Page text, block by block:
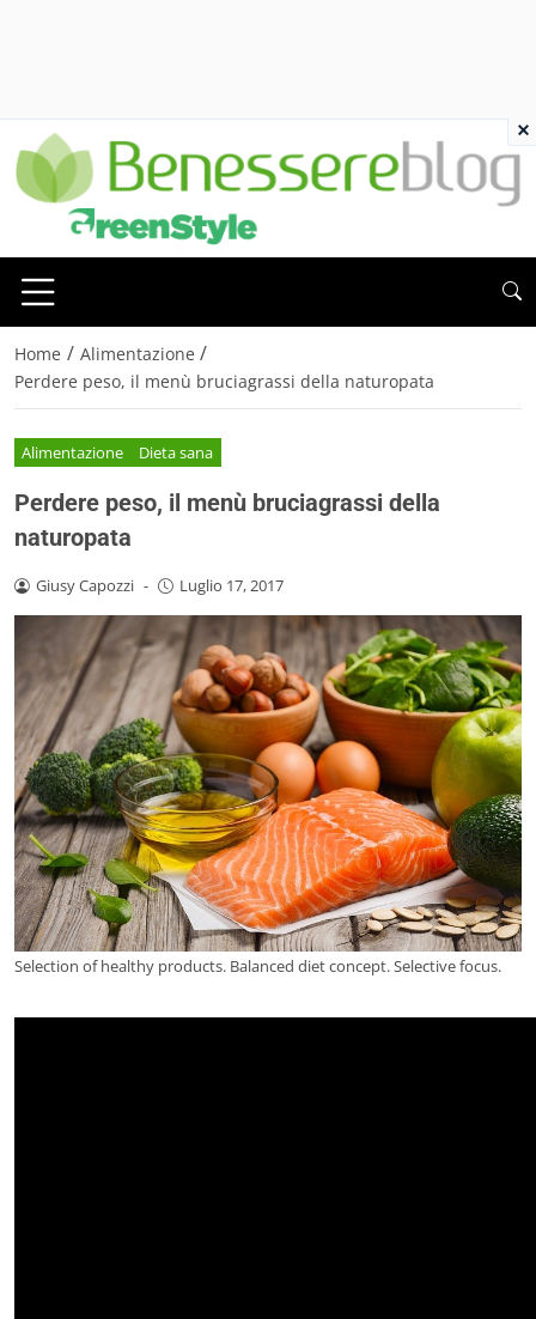
Home / Alimentazione /
Perdere peso, il menù bruciagrassi della naturopata
Alimentazione Dieta sana
Perdere peso, il menù bruciagrassi della
naturopata
Giusy Capozzi - Luglio 17, 2017
Selection of healthy products. Balanced diet concept. Selective focus.
×